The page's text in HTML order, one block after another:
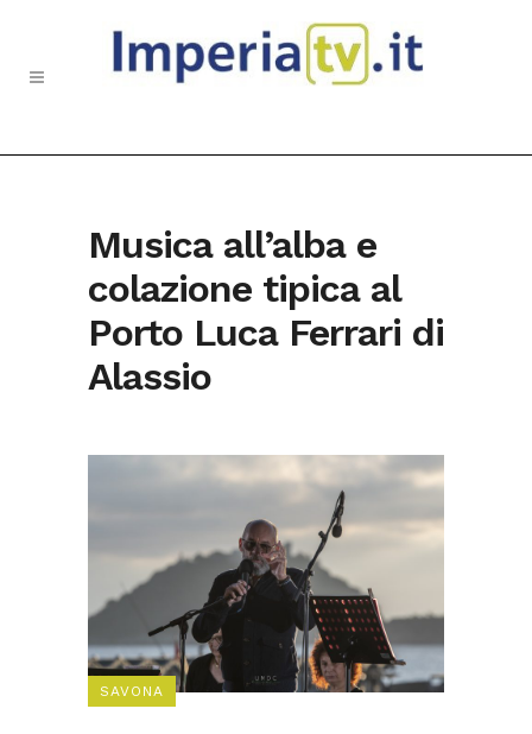
Musica all’alba e
colazione tipica al
Porto Luca Ferrari di
Alassio
SAVONA